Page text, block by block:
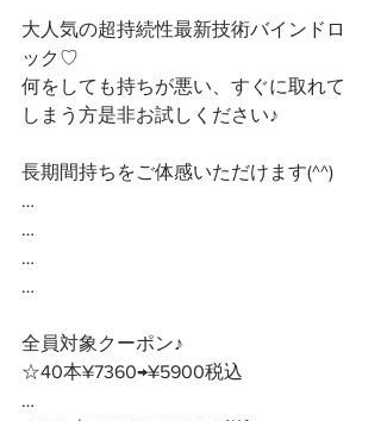
大人気の超持続性最新技術バインドロ
ック♡
何をしても持ちが悪い、すぐに取れて
しまう方是非お試しください♪
長期間持ちをご体感いただけます(^^)
…
…
…
…
全員対象クーポン♪
☆40本¥7360→¥5900税込
…